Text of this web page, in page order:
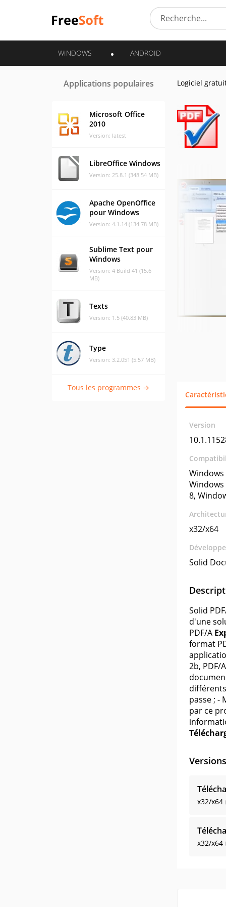
WINDOWS ANDROID
Applications populaires
Microsoft Office
2010
Version: latest
LibreOffice Windows
Version: 25.8.1 (348.54 MB)
Apache OpenOffice
pour Windows
Version: 4.1.14 (134.78 MB)
Sublime Text pour
Windows
Version: 4 Build 41 (15.6
MB)
Texts
Version: 1.5 (40.83 MB)
Type
Version: 3.2.051 (5.57 MB)
Tous les programmes →
Logiciel
Version
Windows
Windows
8,
x32/x64
Solid
Solid
d'une
PDF/A
format
2b, PDF/
passe ; -
par ce
Versions
x32/x64
x32/x64